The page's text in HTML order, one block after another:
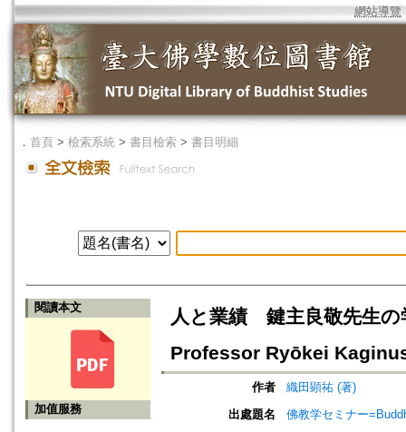
網站導覽
． 首頁 > 檢索系統 > 書目檢索 > 書目明細
閱讀本文
加值服務
人と業績 鍵主良敬先生
Professor Ryōkei
作者
織田顕祐 (著)
出處題名
佛教学セミナー